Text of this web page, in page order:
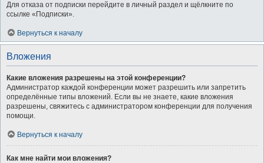
Для отказа от подписки перейдите в личный раздел и щёлкните по
ссылке «Подписки».
Вернуться к началу
Вложения
Какие вложения разрешены на этой конференции?
Администратор каждой конференции может разрешить или запретить
определённые типы вложений. Если вы не знаете, какие вложения
разрешены, свяжитесь с администратором конференции для получения
помощи.
Вернуться к началу
Как мне найти мои вложения?